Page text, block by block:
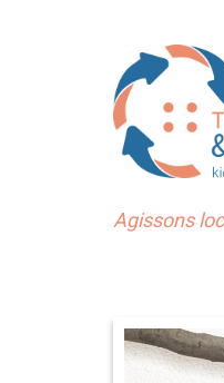
Agissons